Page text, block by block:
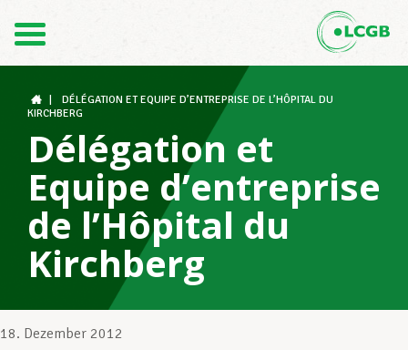
FR
Der LCGB
Gewerkschaftsstrukturen
Unterstützung im Arbeitsalltag
DÉLÉGATION ET EQUIPE D’ENTREPRISE DE L’HÔPITAL DU
KIRCHBERG
Délégation et
Equipe d’entreprise
de l’Hôpital du
Kirchberg
18. Dezember 2012